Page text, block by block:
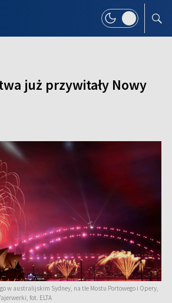
już przywitały Nowy
w australijskim Sydney, na tle Mostu Portowego i Opery,
fot. ELTA